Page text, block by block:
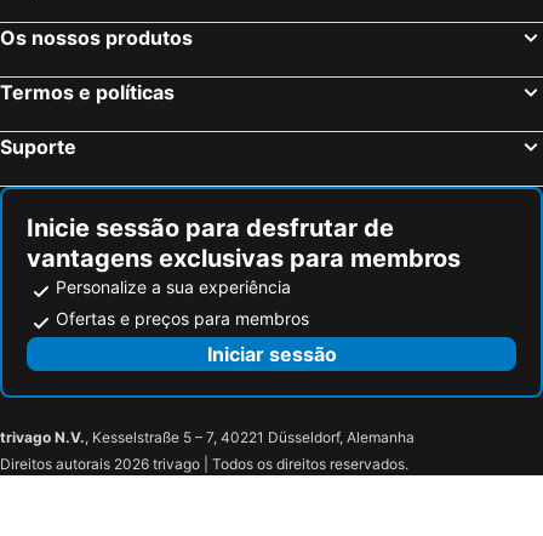
Os nossos produtos
Termos e políticas
Suporte
Inicie sessão para desfrutar de
vantagens exclusivas para membros
Personalize a sua experiência
Ofertas e preços para membros
Iniciar sessão
trivago N.V., Kesselstraße 5 – 7, 40221 Düsseldorf, Alemanha
Direitos autorais 2026 trivago | Todos os direitos reservados.